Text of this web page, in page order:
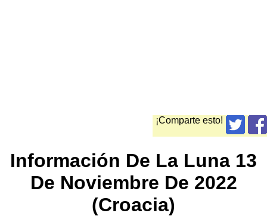
¡Comparte esto!
Información De La Luna 13
De Noviembre De 2022
(Croacia)